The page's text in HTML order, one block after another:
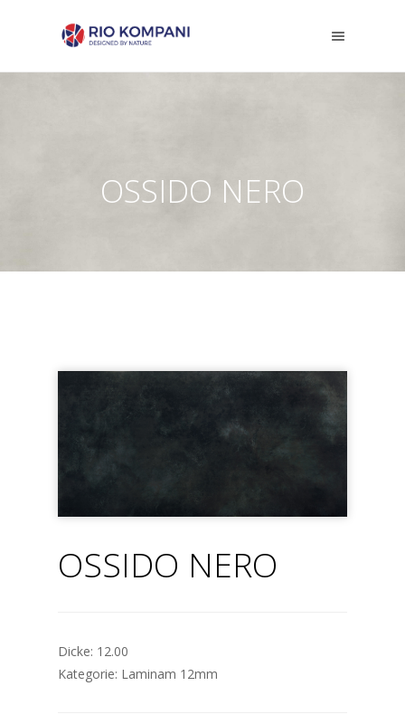
OSSIDO NERO
OSSIDO NERO
Dicke: 12.00
Kategorie: Laminam 12mm